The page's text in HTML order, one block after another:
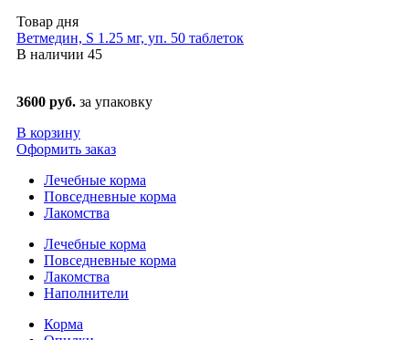
Товар дня
Ветмедин, S 1.25 мг, уп. 50 таблеток
В наличии 45
3600 руб. за упаковку
В корзину
Оформить заказ
Лечебные корма
Повседневные корма
Лакомства
Лечебные корма
Повседневные корма
Лакомства
Наполнители
Корма